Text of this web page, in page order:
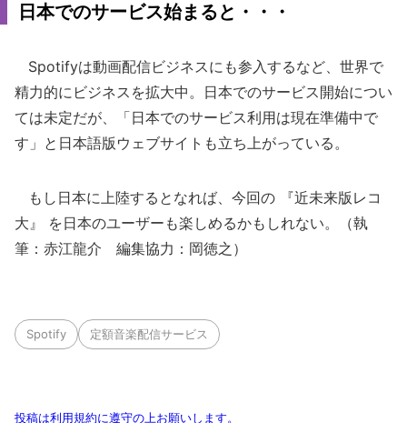
日本でのサービス始まると・・・
Spotifyは動画配信ビジネスにも参入するなど、世界で
精力的にビジネスを拡大中。日本でのサービス開始につい
ては未定だが、「日本でのサービス利用は現在準備中で
す」と日本語版ウェブサイトも立ち上がっている。
もし日本に上陸するとなれば、今回の 『近未来版レコ
大』 を日本のユーザーも楽しめるかもしれない。（執
筆：赤江龍介 編集協力：岡徳之）
Spotify 定額音楽配信サービス